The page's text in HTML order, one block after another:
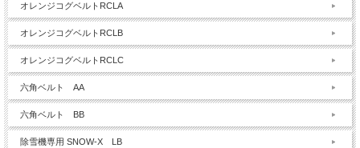
オレンジコグベルトRCLA
オレンジコグベルトRCLB
オレンジコグベルトRCLC
六角ベルト AA
六角ベルト BB
除雪機専用 SNOW-X LB